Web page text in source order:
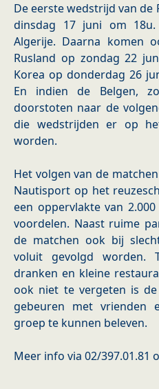
De eerste wedstrijd van de
dinsdag 17 juni om
Algerije. Daarna komen
Rusland op zondag 22
Korea op donderdag 26
En indien de Belgen,
doorstoten naar de
die wedstrijden er op
worden.
Het volgen van de
Nautisport op het
een oppervlakte van
voordelen. Naast ruime
de matchen ook bij
voluit gevolgd worden.
dranken en kleine
ook niet te vergeten is
gebeuren met vrienden
groep te kunnen beleven.
Meer info via 02/397.01.81